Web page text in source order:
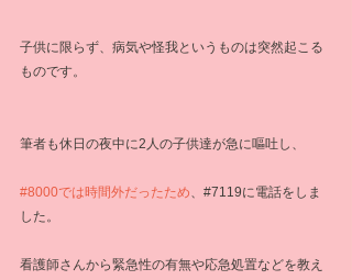
子供に限らず、病気や怪我というものは突然起こる
ものです。
筆者も休日の夜中に2人の子供達が急に嘔吐し、
#8000では時間外だったため、#7119に電話をしま
した。
看護師さんから緊急性の有無や応急処置などを教え